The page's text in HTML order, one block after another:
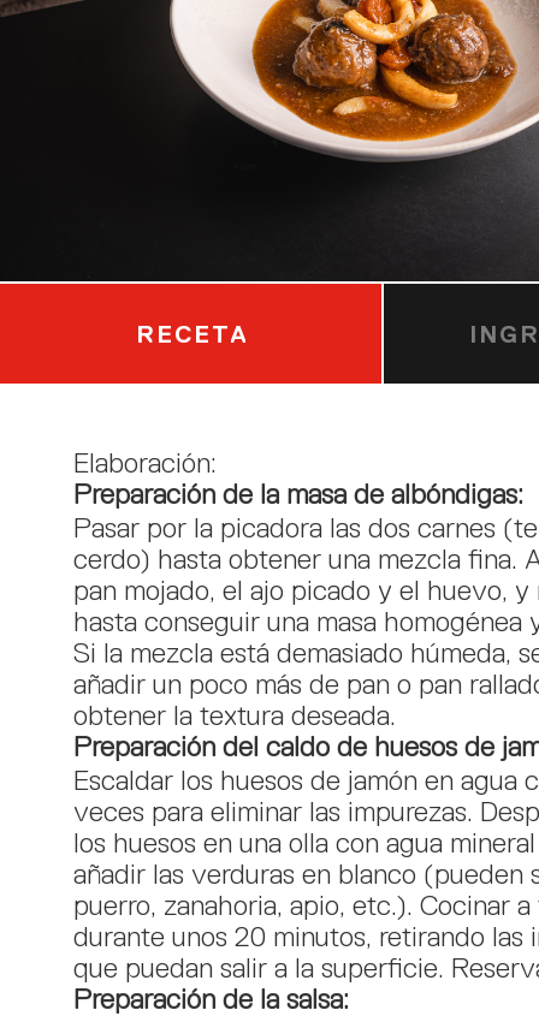
RECETA
Elaboración:
Preparación de la masa de albóndigas:
Pasar por la picadora las dos carnes
cerdo) hasta obtener una mezcla fina.
pan mojado, el ajo picado y el huevo,
hasta conseguir una masa homogénea
Si la mezcla está demasiado húmeda,
añadir un poco más de pan o pan
obtener la textura deseada.
Preparación del caldo de huesos de
Escaldar los huesos de jamón en agua
veces para eliminar las impurezas.
los huesos en una olla con agua
añadir las verduras en blanco (pueden
puerro, zanahoria, apio, etc.). Cocinar
durante unos 20 minutos, retirando las
que puedan salir a la superficie.
Preparación de la salsa: